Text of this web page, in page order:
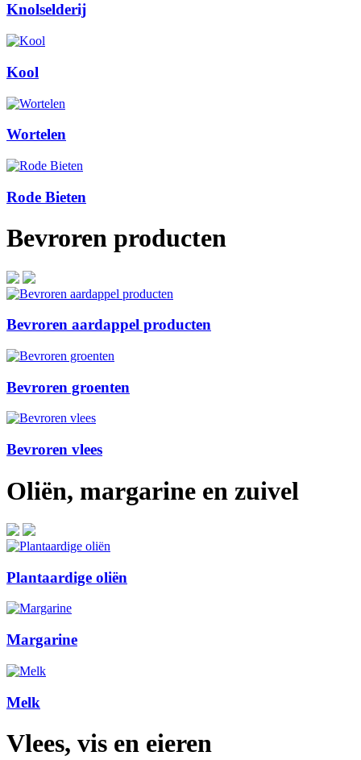
Knolselderij
Kool
Wortelen
Rode Bieten
Bevroren producten
Bevroren aardappel producten
Bevroren groenten
Bevroren vlees
Oliën, margarine en zuivel
Plantaardige oliën
Margarine
Melk
Vlees, vis en eieren